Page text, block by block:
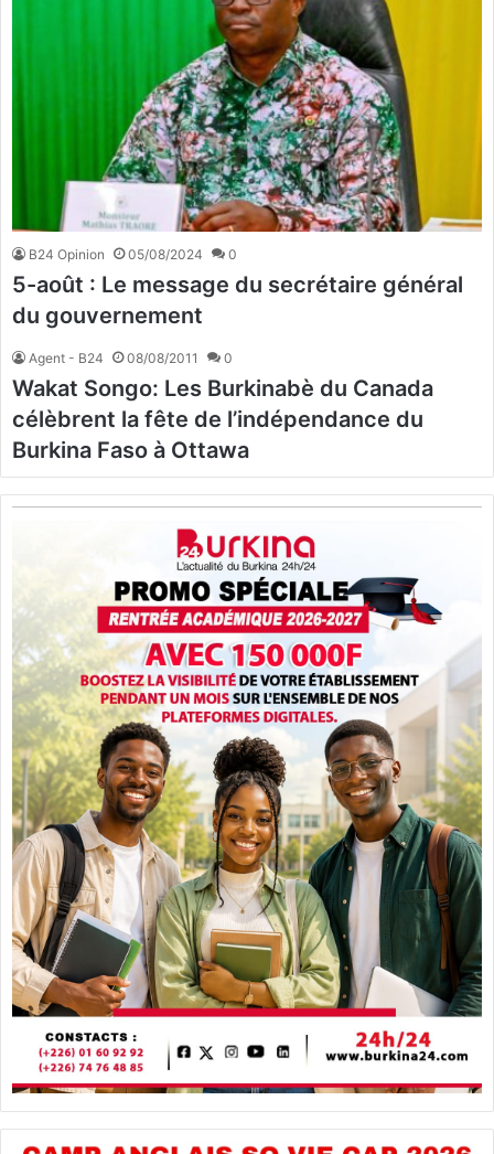
B24 Opinion 05/08/2024 0
5-août : Le message du secrétaire général
du gouvernement
Agent - B24 08/08/2011 0
Wakat Songo: Les Burkinabè du Canada
célèbrent la fête de l’indépendance du
Burkina Faso à Ottawa